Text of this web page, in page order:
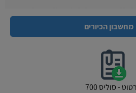
מחשבון הכיורים
- סוליס 700